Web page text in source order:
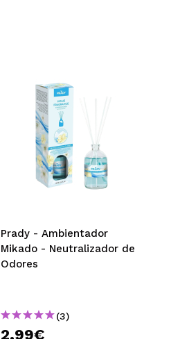
Prady - Ambientador
Mikado - Neutralizador de
Odores
(3)
2,99€